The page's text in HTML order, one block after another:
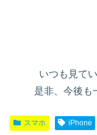
いつも見て
是非、今後
スマホ iPhone